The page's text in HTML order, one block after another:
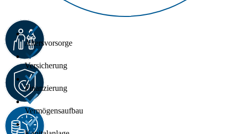
Altersvorsorge
Versicherung
Finanzierung
Vermögensaufbau